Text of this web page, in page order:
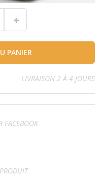
PANIER
LIVRAISON 2 À 4 JOURS
FACEBOOK